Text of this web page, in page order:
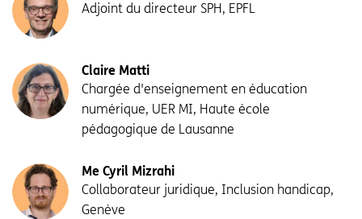
Adjoint du directeur SPH, EPFL
Claire Matti
Chargée d'enseignement en éducation
numérique, UER MI, Haute école
pédagogique de Lausanne
Me Cyril Mizrahi
Collaborateur juridique, Inclusion handicap,
Genève